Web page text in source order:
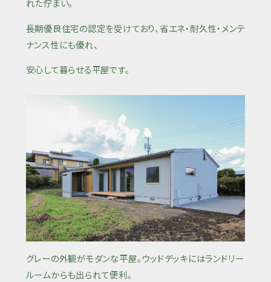
れた佇まい。
長期優良住宅の認定を受けており、省エネ・耐久性・メンテ
ナンス性にも優れ、
安心して暮らせる平屋です。
グレーの外観がモダンな平屋。ウッドデッキにはランドリー
ルームからも出られて便利。